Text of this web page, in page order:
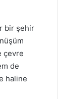
bir şehir
çevre
de
haline